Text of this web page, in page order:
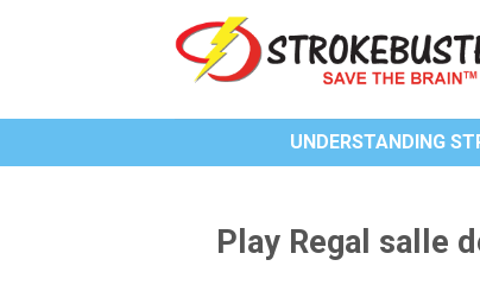
UNDERSTANDING
Play Regal salle